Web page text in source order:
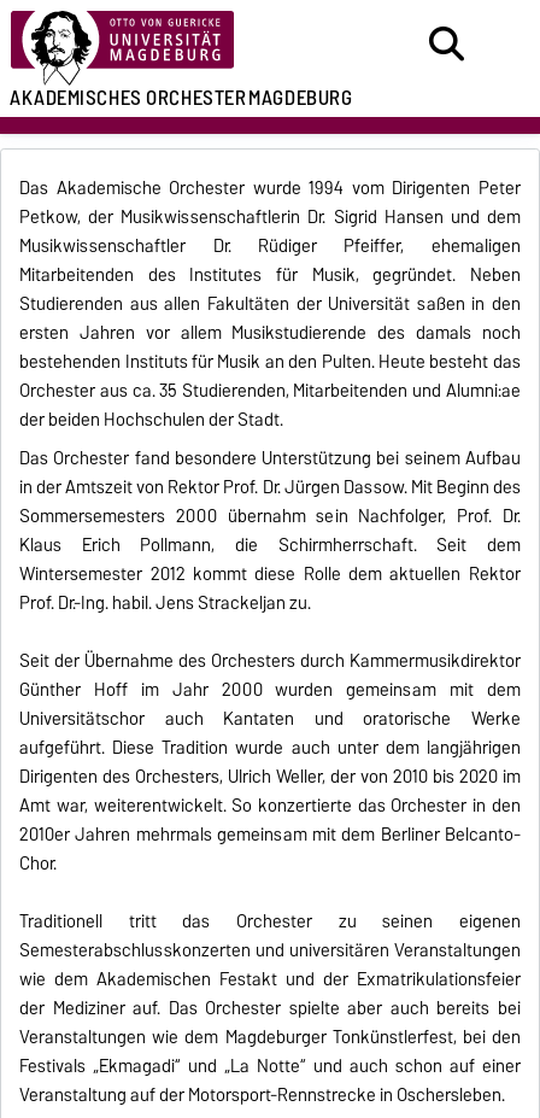
AKADEMISCHES ORCHESTERMAGDEBURG
Das Akademische Orchester wurde 1994 vom Dirigenten Peter
Petkow, der Musikwissenschaftlerin Dr. Sigrid Hansen und dem
Musikwissenschaftler Dr. Rüdiger Pfeiffer, ehemaligen
Mitarbeitenden des Institutes für Musik, gegründet. Neben
Studierenden aus allen Fakultäten der Universität saßen in den
ersten Jahren vor allem Musikstudierende des damals noch
bestehenden Instituts für Musik an den Pulten. Heute besteht das
Orchester aus ca. 35 Studierenden, Mitarbeitenden und Alumni:ae
der beiden Hochschulen der Stadt.
Das Orchester fand besondere Unterstützung bei seinem Aufbau
in der Amtszeit von Rektor Prof. Dr. Jürgen Dassow. Mit Beginn des
Sommersemesters 2000 übernahm sein Nachfolger, Prof. Dr.
Klaus Erich Pollmann, die Schirmherrschaft. Seit dem
Wintersemester 2012 kommt diese Rolle dem aktuellen Rektor
Prof. Dr.-Ing. habil. Jens Strackeljan zu.
Seit der Übernahme des Orchesters durch Kammermusikdirektor
Günther Hoff im Jahr 2000 wurden gemeinsam mit dem
Universitätschor auch Kantaten und oratorische Werke
aufgeführt. Diese Tradition wurde auch unter dem langjährigen
Dirigenten des Orchesters, Ulrich Weller, der von 2010 bis 2020 im
Amt war, weiterentwickelt. So konzertierte das Orchester in den
2010er Jahren mehrmals gemeinsam mit dem Berliner Belcanto-
Chor.
Traditionell tritt das Orchester zu seinen eigenen
Semesterabschlusskonzerten und universitären Veranstaltungen
wie dem Akademischen Festakt und der Exmatrikulationsfeier
der Mediziner auf. Das Orchester spielte aber auch bereits bei
Veranstaltungen wie dem Magdeburger Tonkünstlerfest, bei den
Festivals „Ekmagadi“ und „La Notte“ und auch schon auf einer
Veranstaltung auf der Motorsport-Rennstrecke in Oschersleben.